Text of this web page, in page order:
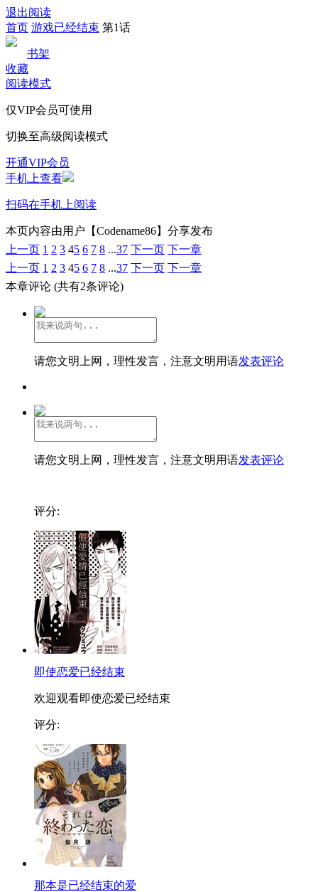
退出阅读
首页 游戏已经结束 第1话
书架
收藏
阅读模式
仅VIP会员可使用
切换至高级阅读模式
开通VIP会员
手机上查看
扫码在手机上阅读
本页内容由用户【Codename86】分享发布
上一页 1 2 3 45 6 7 8 ...37 下一页 下一章
上一页 1 2 3 45 6 7 8 ...37 下一页 下一章
本章评论 (共有2条评论)
请您文明上网，理性发言，注意文明用语发表评论
请您文明上网，理性发言，注意文明用语发表评论
评分:
即使恋爱已经结束
欢迎观看即使恋爱已经结束
评分:
那本是已经结束的爱